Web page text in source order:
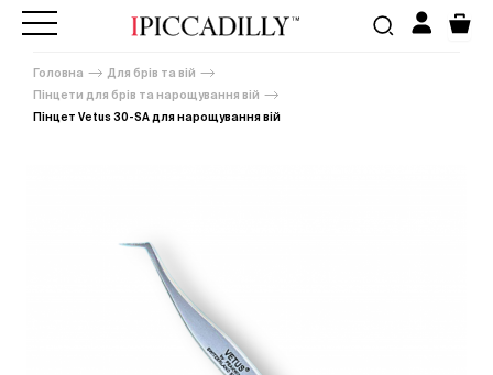
Головна
Для брів та вій
Пінцети для брів та нарощування вій
Пінцет Vetus 30-SA для нарощування вій